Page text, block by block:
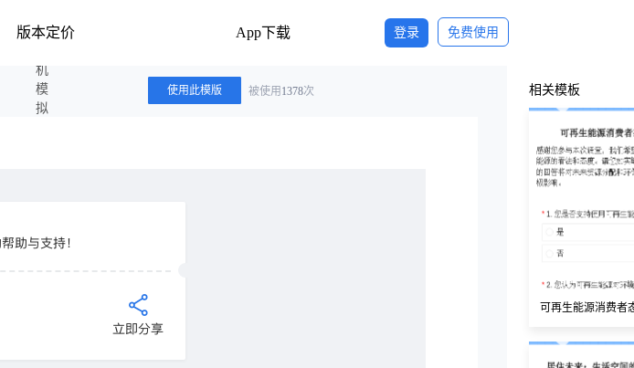
版本定价 App下载 登录 免费使用
手机模拟答题
使用此模版 被使用 1378次 相关模板
可再生能源消费者